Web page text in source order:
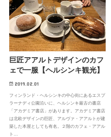
巨匠アアルトデザインのカフ
ェで一服【ヘルシンキ観光】
2019.02.01
フィンランド・ヘルシンキの中心街にあるエスプ
ラーナディ公園沿いに、ヘルシンキ最古の書店
「アカデミア書店」があります。アカデミア書店
は北欧デザインの巨匠、アルヴァ・アアルトが建
築した本屋としても有名。２階のカフェ・アアル
ト…